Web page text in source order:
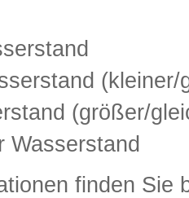
(kleiner/
(größer/
Wasserstand
finden Sie